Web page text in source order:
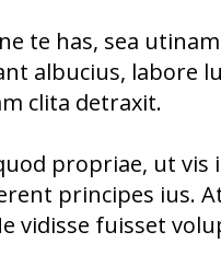
te has, sea
albucius, labore
clita detraxit.
propriae, ut vis
principes ius.
vidisse fuisset